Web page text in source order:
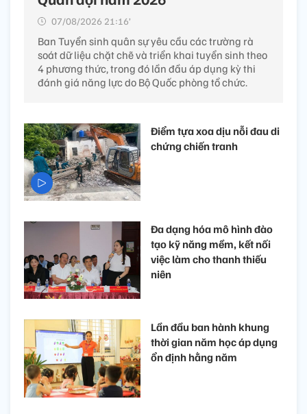
07/08/2026 21:16’
Ban Tuyển sinh quân sự yêu cầu các trường rà
soát dữ liệu chặt chẽ và triển khai tuyển sinh theo
4 phương thức, trong đó lần đầu áp dụng kỳ thi
đánh giá năng lực do Bộ Quốc phòng tổ chức.
Điểm tựa xoa dịu nỗi đau di
chứng chiến tranh
Đa dạng hóa mô hình đào
tạo kỹ năng mềm, kết nối
việc làm cho thanh thiếu
niên
Lần đầu ban hành khung
thời gian năm học áp dụng
ổn định hằng năm